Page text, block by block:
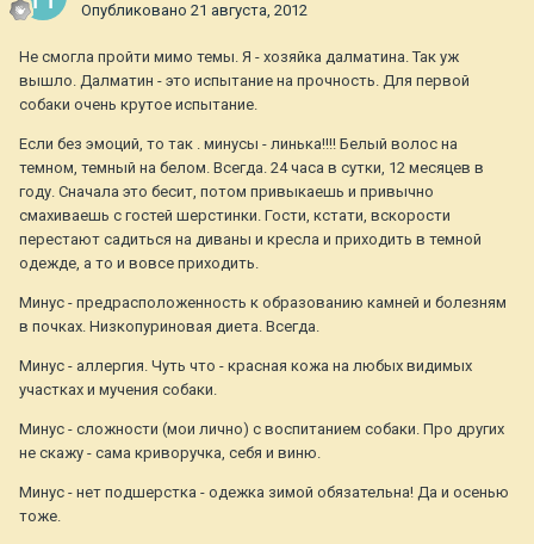
Опубликовано 21 августа, 2012
Не смогла пройти мимо темы. Я - хозяйка далматина. Так уж
вышло. Далматин - это испытание на прочность. Для первой
собаки очень крутое испытание.
Если без эмоций, то так . минусы - линька!!!! Белый волос на
темном, темный на белом. Всегда. 24 часа в сутки, 12 месяцев в
году. Сначала это бесит, потом привыкаешь и привычно
смахиваешь с гостей шерстинки. Гости, кстати, вскорости
перестают садиться на диваны и кресла и приходить в темной
одежде, а то и вовсе приходить.
Минус - предрасположенность к образованию камней и болезням
в почках. Низкопуриновая диета. Всегда.
Минус - аллергия. Чуть что - красная кожа на любых видимых
участках и мучения собаки.
Минус - сложности (мои лично) с воспитанием собаки. Про других
не скажу - сама криворучка, себя и виню.
Минус - нет подшерстка - одежка зимой обязательна! Да и осенью
тоже.